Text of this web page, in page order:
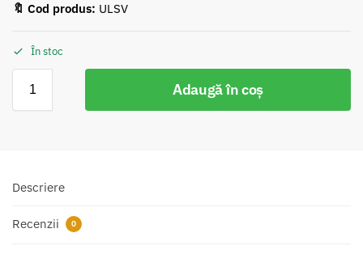
🔖 Cod produs: ULSV
În stoc
Adaugă în coș
Descriere
Recenzii 0